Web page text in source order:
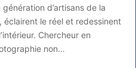
d’artisans de la
éclairent le réel et redessinent
Chercheur en
non…